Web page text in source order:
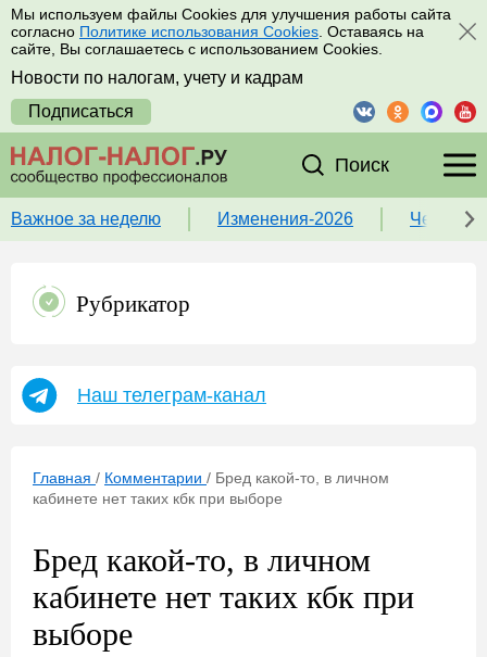
Мы используем файлы Cookies для улучшения работы сайта
согласно Политике использования Cookies . Оставаясь на
сайте, Вы соглашаетесь с использованием Cookies.
Новости по налогам, учету и кадрам
Подписаться
Поиск
Важное за неделю Изменения-2026 Чек-
Рубрикатор
Наш телеграм-канал
Главная / Комментарии / Бред какой-то, в личном
кабинете нет таких кбк при выборе
Бред какой-то, в личном
кабинете нет таких кбк при
выборе